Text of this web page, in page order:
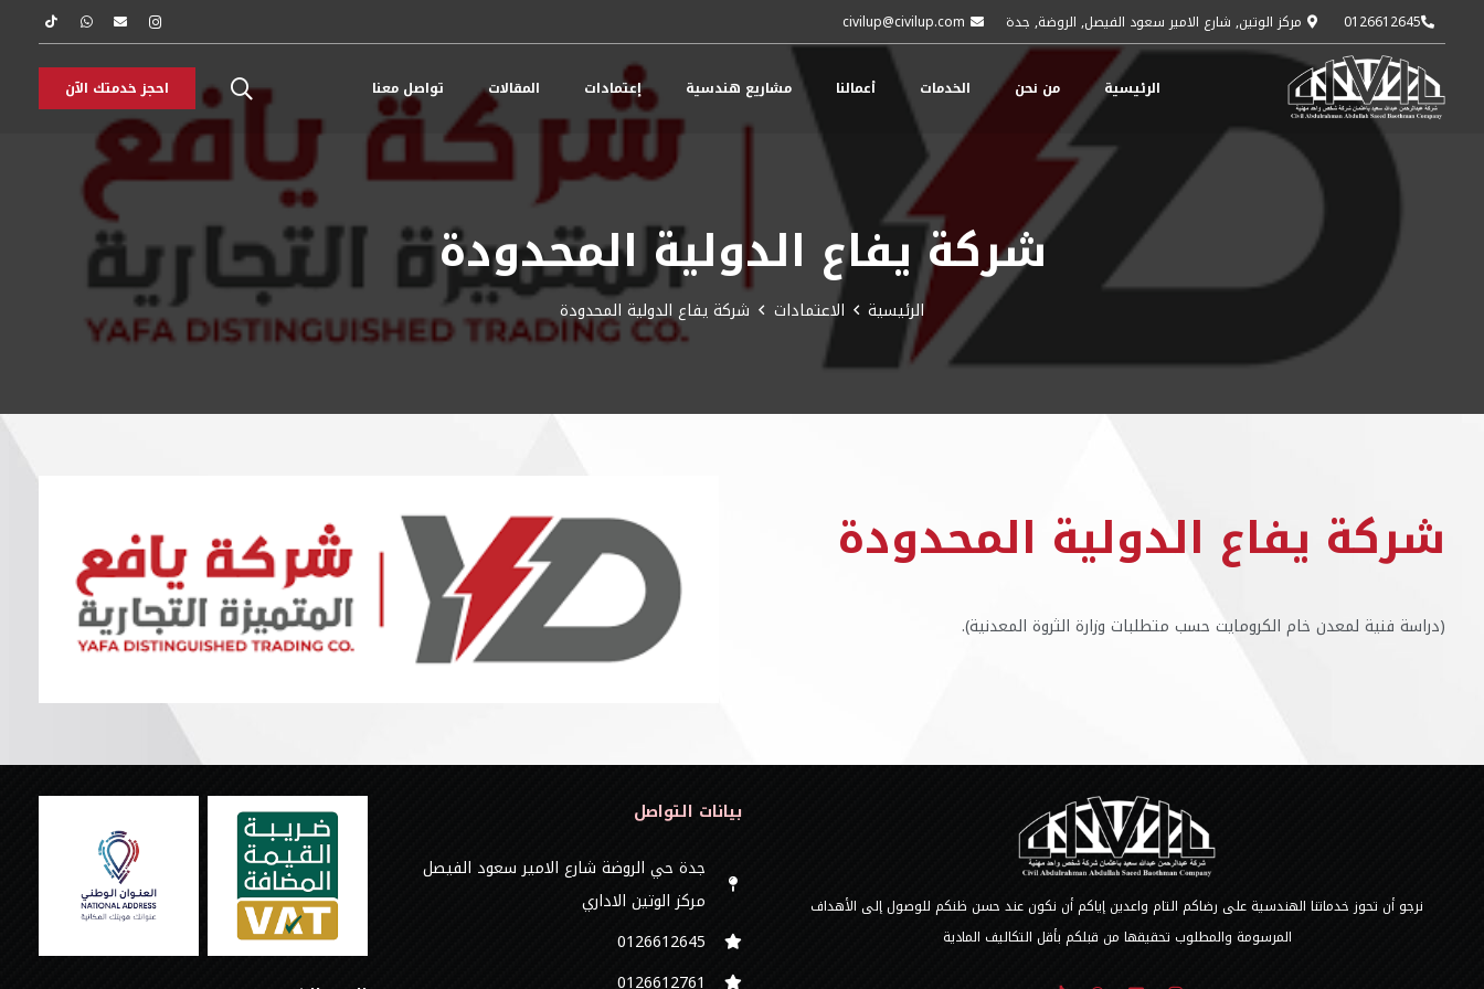
0126612645 مركز الوتين, شارع الامير سعود الفيصل, الروضة, جدة civilup@civilup.com
الرئيسية من نحن الخدمات أعمالنا مشاريع هندسية إعتمادات المقالات تواصل معنا احجز خدمتك الآن
شركة يفاع الدولية المحدودة
الرئيسية الاعتمادات شركة يفاع الدولية المحدودة
شركة يفاع الدولية المحدودة
(دراسة فنية لمعدن خام الكرومايت حسب متطلبات وزارة الثروة المعدنية).
نرجو أن تحوز خدماتنا الهندسية على رضاكم التام واعدين إياكم أن نكون عند حسن ظنكم للوصول إلى الأهداف
المرسومة والمطلوب تحقيقها من قبلكم بأقل التكاليف المادية
بيانات التواصل
جدة حي الروضة شارع الامير سعود الفيصل
مركز الوتين الاداري
0126612645‬